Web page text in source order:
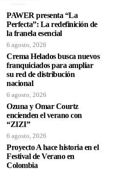
PAWER presenta “La
Perfecta”: La redefinición de
la franela esencial
6 agosto, 2026
Crema Helados busca nuevos
franquiciados para ampliar
su red de distribución
nacional
6 agosto, 2026
Ozuna y Omar Courtz
encienden el verano con
“ZIZI”
6 agosto, 2026
Proyecto A hace historia en el
Festival de Verano en
Colombia